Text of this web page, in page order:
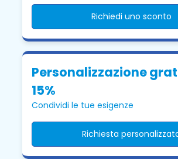
Richiedi uno sconto
Personalizzazione
15%
Condividi le tue esigenze
Richiesta